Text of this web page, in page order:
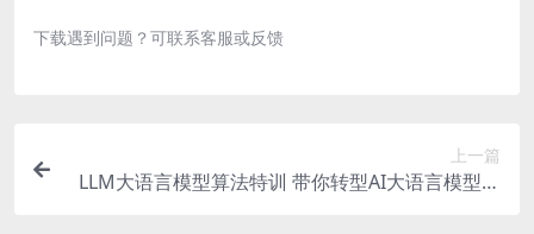
下载遇到问题？可联系客服或反馈
上一篇
LLM大语言模型算法特训 带你转型AI大语言模型算